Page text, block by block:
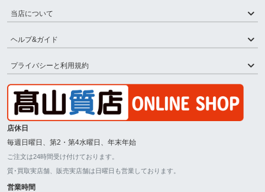
当店について
ヘルプ&ガイド
プライバシーと利用規約
店休日
毎週日曜日、第2・第4水曜日、年末年始
ご注文は24時間受け付けております。
質･買取実店舗、販売実店舗は日曜日も営業しております。
営業時間